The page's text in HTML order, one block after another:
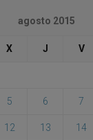
agosto 2015
X J V
5 6 7
12 13 14